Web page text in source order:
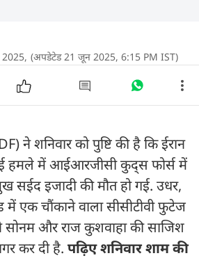
(अपडेटेड 21 जून 2025, 6:15 PM IST)
ने शनिवार को पुष्टि की है कि ईरान
हमले में आईआरजीसी कुद्स फोर्स में
सईद इजादी की मौत हो गई. उधर,
में एक चौंकाने वाला सीसीटीवी फुटेज
और राज कुशवाहा की साजिश
कर दी है. पढ़िए शनिवार शाम की